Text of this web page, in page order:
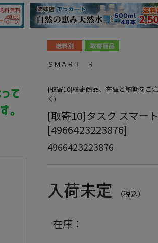
ＳＭＡＲＴ Ｒ
[取寄10]取寄商品、在庫と納期をご
く)
[取寄10]タスク スマー
[4966423223876]
4966423223876
入荷未定 （税込）
在庫：